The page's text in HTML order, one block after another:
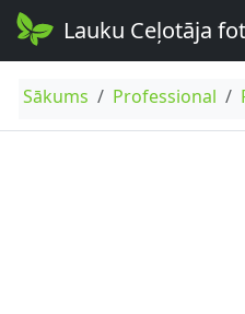
Lauku Ceļotāja
Sākums Professional